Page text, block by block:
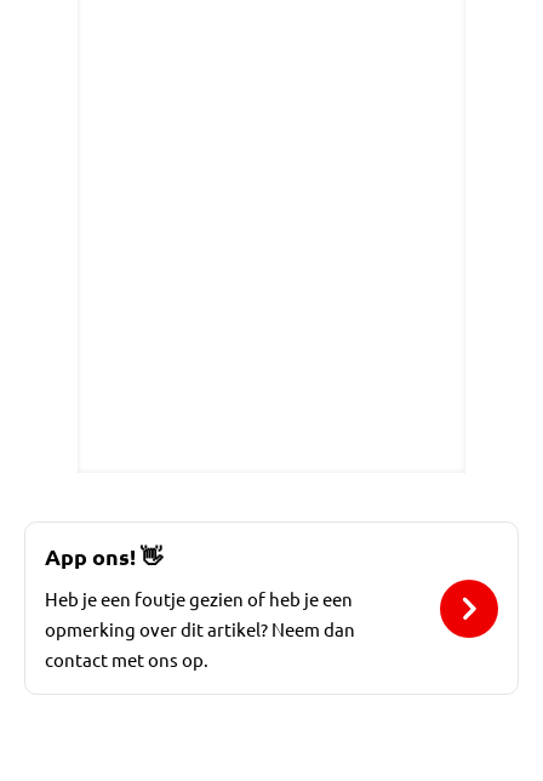
App ons!👋
Heb je een foutje gezien of heb je een
opmerking over dit artikel? Neem dan
contact met ons op.